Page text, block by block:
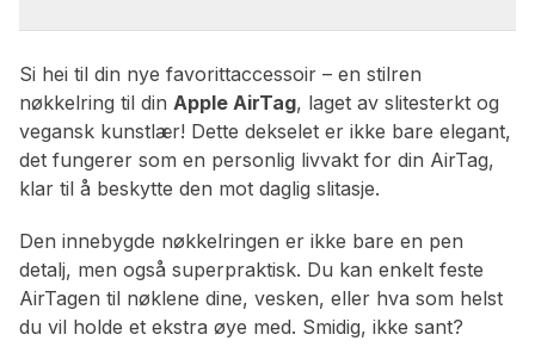
Si hei til din nye favorittaccessoir – en stilren
nøkkelring til din Apple AirTag, laget av slitesterkt og
vegansk kunstlær! Dette dekselet er ikke bare elegant,
det fungerer som en personlig livvakt for din AirTag,
klar til å beskytte den mot daglig slitasje.
Den innebygde nøkkelringen er ikke bare en pen
detalj, men også superpraktisk. Du kan enkelt feste
AirTagen til nøklene dine, vesken, eller hva som helst
du vil holde et ekstra øye med. Smidig, ikke sant?